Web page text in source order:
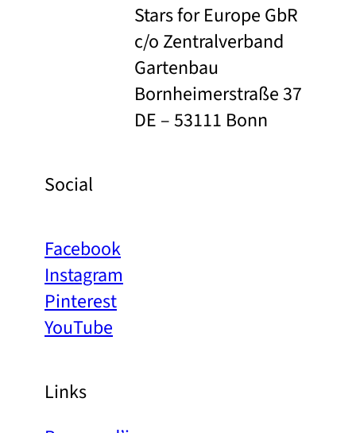
Stars for Europe GbR
c/o Zentralverband
Gartenbau
Bornheimerstraße 37
DE – 53111 Bonn
Social
Facebook
Instagram
Pinterest
YouTube
Links